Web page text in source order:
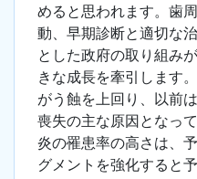
めると思われます。歯
動、早期診断と適切な
とした政府の取り組み
きな成長を牽引します
がう蝕を上回り、以前
喪失の主な原因となっ
炎の罹患率の高さは、
グメントを強化すると